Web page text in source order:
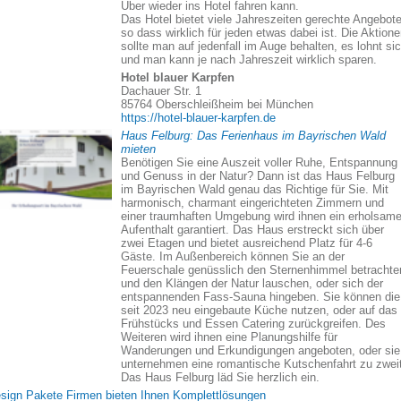
Uber wieder ins Hotel fahren kann.
Das Hotel bietet viele Jahreszeiten gerechte
so dass wirklich für jeden etwas dabei ist. Die
sollte man auf jedenfall im Auge behalten, es lohnt
und man kann je nach Jahreszeit wirklich sparen.
Hotel blauer Karpfen
Dachauer Str. 1
85764 Oberschleißheim bei München
https://hotel-blauer-karpfen.de
Haus Felburg: Das Ferienhaus im Bayrischen Wald
mieten
Benötigen Sie eine Auszeit voller Ruhe, Entspannung
und Genuss in der Natur? Dann ist das Haus Felburg
im Bayrischen Wald genau das Richtige für Sie. Mit
harmonisch, charmant eingerichteten Zimmern und
einer traumhaften Umgebung wird ihnen ein
Aufenthalt garantiert. Das Haus erstreckt sich über
zwei Etagen und bietet ausreichend Platz für 4-6
Gäste. Im Außenbereich können Sie an der
Feuerschale genüsslich den Sternenhimmel
und den Klängen der Natur lauschen, oder sich der
entspannenden Fass-Sauna hingeben. Sie können die
seit 2023 neu eingebaute Küche nutzen, oder auf das
Frühstücks und Essen Catering zurückgreifen. Des
Weiteren wird ihnen eine Planungshilfe für
Wanderungen und Erkundigungen angeboten, oder sie
unternehmen eine romantische Kutschenfahrt zu
Das Haus Felburg läd Sie herzlich ein.
Pakete Firmen bieten Ihnen Komplettlösungen